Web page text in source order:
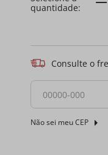
Consulte o
Não sei meu CEP